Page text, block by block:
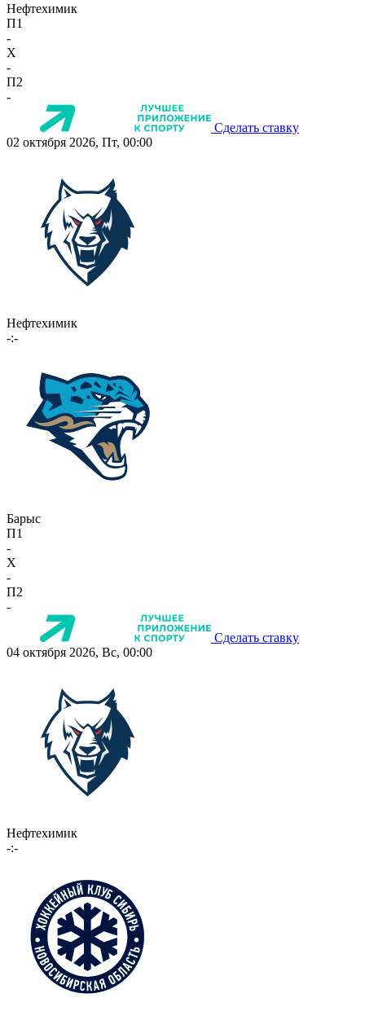
Нефтехимик
П1
-
X
-
П2
-
Сделать ставку
02 октября 2026, Пт, 00:00
Нефтехимик
-:-
Барыс
П1
-
X
-
П2
-
Сделать ставку
04 октября 2026, Вс, 00:00
Нефтехимик
-:-